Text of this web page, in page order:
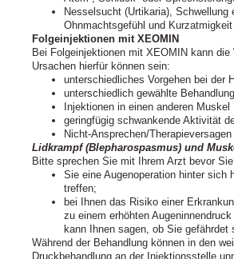
Nesselsucht (Urtikaria),
Ohnmachtsgefühl und
Folgeinjektionen mit XEOMIN
Bei Folgeinjektionen mit XEOMIN kann
Ursachen hierfür können sein:
unterschiedliches Vorgehen bei der
unterschiedlich gewählte
Injektionen in einen anderen Muskel
geringfügig schwankende Aktivität
Nicht-Ansprechen/
Lidkrampf (Blepharospasmus) und
Bitte sprechen Sie mit Ihrem Arzt bevor
Sie eine Augenoperation hinter sich
treffen;
bei Ihnen das Risiko einer
zu einem erhöhten
kann Ihnen sagen, ob Sie gefährdet
Während der Behandlung können in den
Druckbehandlung an der Injektionsstelle